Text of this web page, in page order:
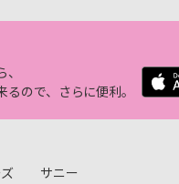
ので、さらに便利。
サニー